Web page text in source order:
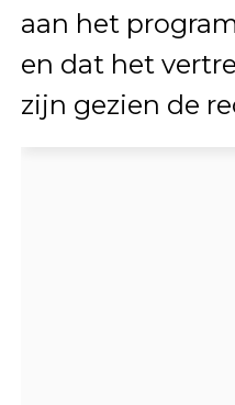
aan het
en dat het
zijn gezien de